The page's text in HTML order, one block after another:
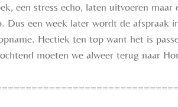
een stress echo, laten uitvoeren
Dus een week later wordt de afspraak
Hectiek ten top want het is
moeten we alweer terug naar